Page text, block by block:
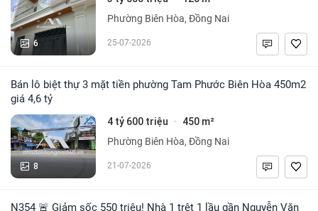
6
Phường Biên Hòa, Đồng Nai
25-07-2026
Bán lô biệt thự 3 mặt tiền phường Tam Phước Biên Hòa 450m2
giá 4,6 tỷ
8
4 tỷ 600 triệu · 450 m²
Phường Biên Hòa, Đồng Nai
21-07-2026
N354 🚨 Giảm sốc 550 triệu! Nhà 1 trệt 1 lầu gần Nguyễn Văn